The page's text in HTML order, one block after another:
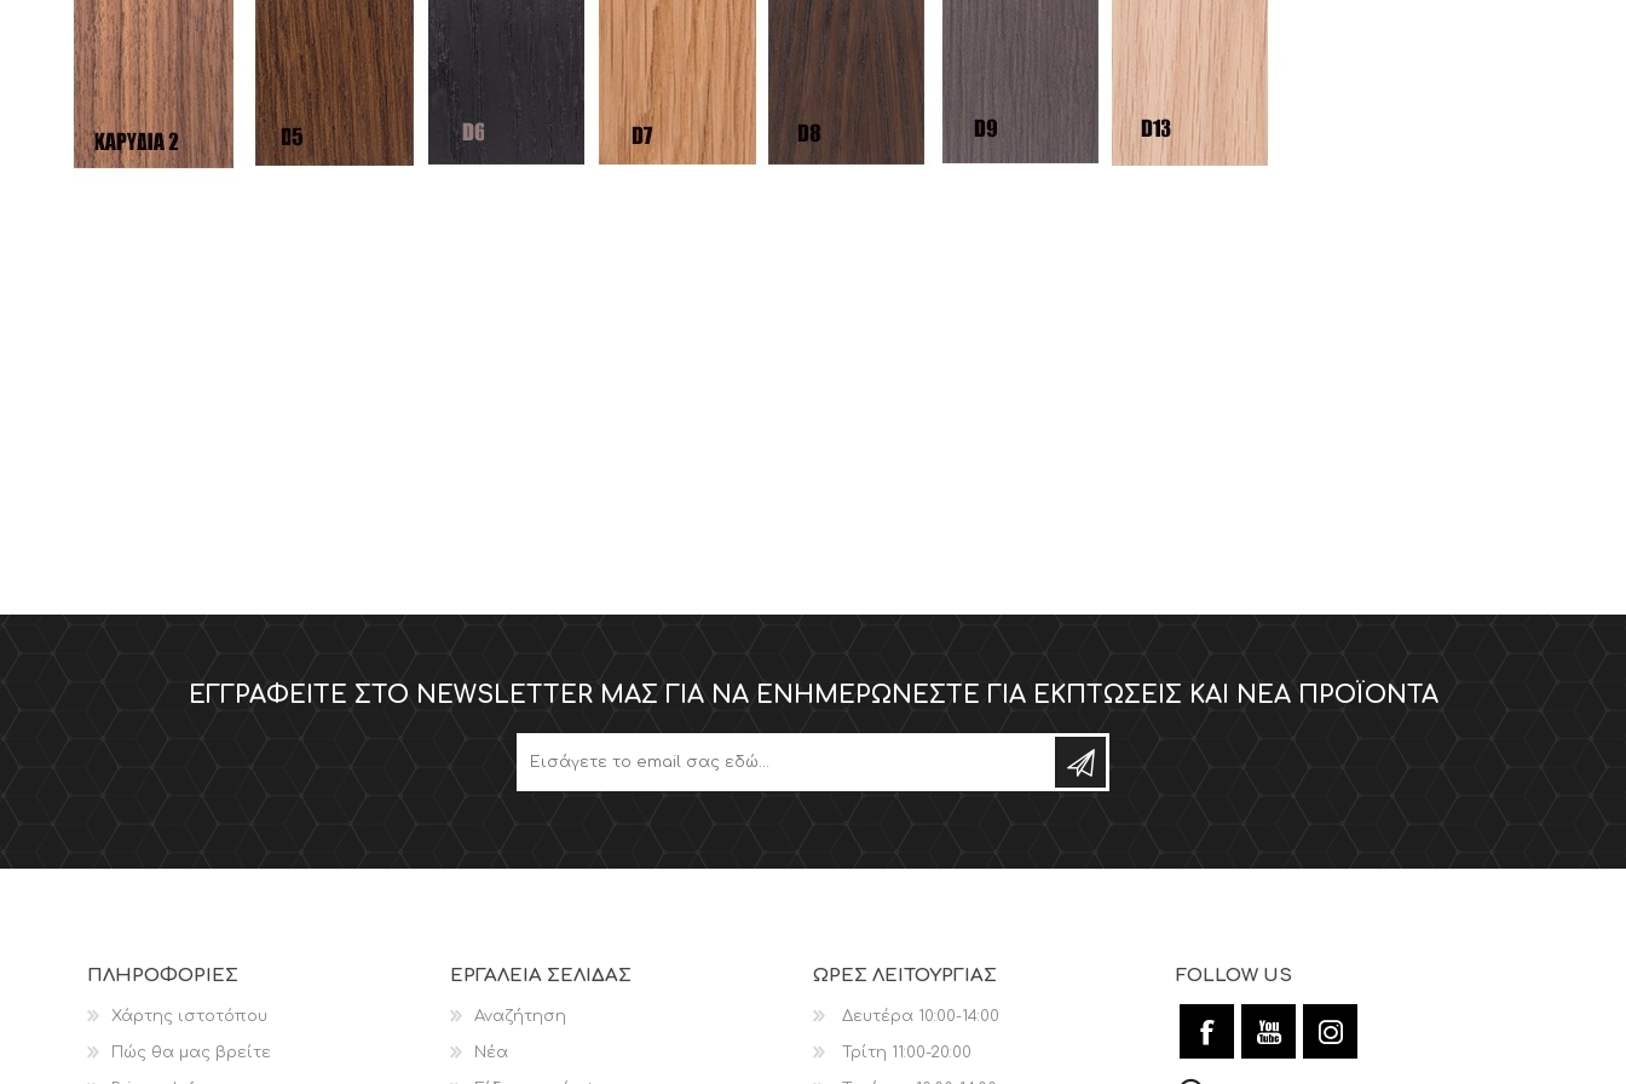
ΕΓΓΡΑΦΕΊΤΕ ΣΤΟ NEWSLETTER ΜΑΣ ΓΙΑ ΝΑ ΕΝΗΜΕΡΏΝΕΣΤΕ ΓΙΑ ΕΚΠΤΏΣΕΙΣ ΚΑΙ ΝΈΑ ΠΡΟΪΌΝΤΑ
ΠΛΗΡΟΦΟΡΊΕΣ
Χάρτης ιστοτόπου
Πώς θα μας βρείτε
ΕΡΓΑΛΕΊΑ ΣΕΛΊΔΑΣ
Αναζήτηση
Νέα
ΩΡΕΣ ΛΕΙΤΟΥΡΓΙΑΣ
Δευτέρα 10:00-14:00
Τρίτη 11:00-20:00
FOLLOW US